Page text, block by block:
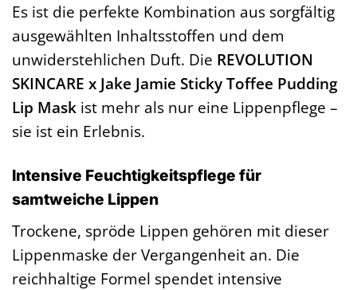
Es ist die perfekte Kombination aus sorgfältig
ausgewählten Inhaltsstoffen und dem
unwiderstehlichen Duft. Die REVOLUTION
SKINCARE x Jake Jamie Sticky Toffee Pudding
Lip Mask ist mehr als nur eine Lippenpflege –
sie ist ein Erlebnis.
Intensive Feuchtigkeitspflege für
samtweiche Lippen
Trockene, spröde Lippen gehören mit dieser
Lippenmaske der Vergangenheit an. Die
reichhaltige Formel spendet intensive